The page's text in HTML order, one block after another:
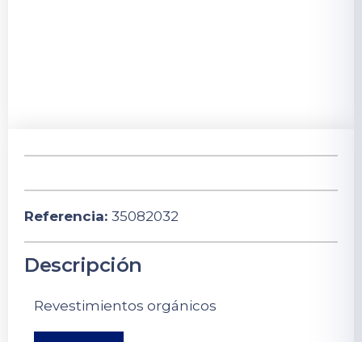
Referencia: 35082032
Descripción
Revestimientos orgánicos